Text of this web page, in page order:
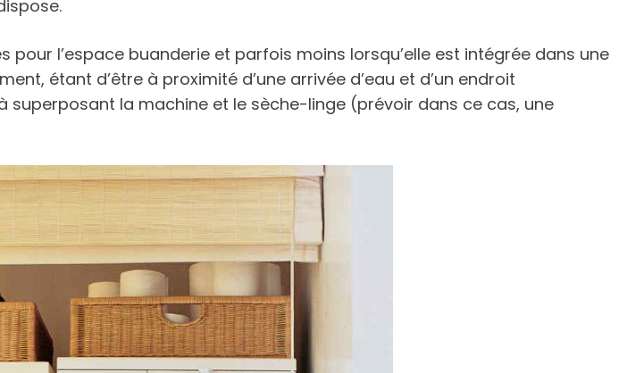
l’espace buanderie et parfois moins lorsqu’elle est intégrée dans une
étant d’être à proximité d’une arrivée d’eau et d’un endroit
superposant la machine et le sèche-linge (prévoir dans ce cas, une